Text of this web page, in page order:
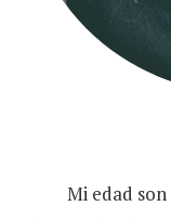
Mi edad son